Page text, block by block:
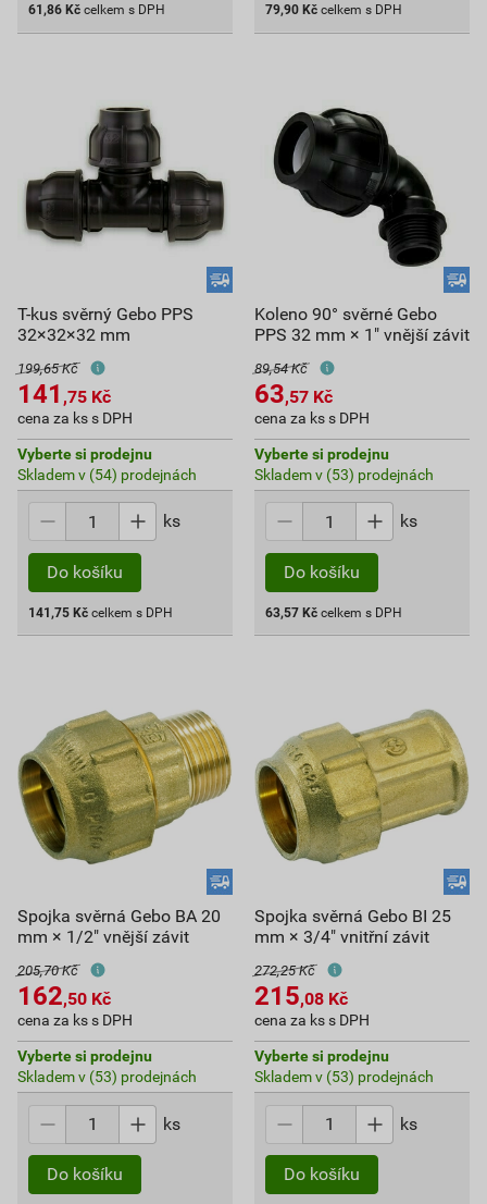
61,86 Kč celkem s DPH 79,90 Kč celkem s DPH
T-kus svěrný Gebo PPS
32×32×32 mm
199,65 Kč
141 ,75 Kč
cena za ks s DPH
Vyberte si prodejnu
Skladem v (54) prodejnách
ks
Do košíku
141,75 Kč celkem s DPH
Koleno 90° svěrné Gebo
PPS 32 mm × 1" vnější závit
89,54 Kč
63,57 Kč
cena za ks s DPH
Vyberte si prodejnu
Skladem v (53) prodejnách
ks
Do košíku
63,57 Kč celkem s DPH
Spojka svěrná Gebo BA 20
mm × 1/2" vnější závit
205,70 Kč
162,50 Kč
cena za ks s DPH
Vyberte si prodejnu
Skladem v (53) prodejnách
ks
Do košíku
Spojka svěrná Gebo BI 25
mm × 3/4" vnitřní závit
272,25 Kč
215,08 Kč
cena za ks s DPH
Vyberte si prodejnu
Skladem v (53) prodejnách
ks
Do košíku